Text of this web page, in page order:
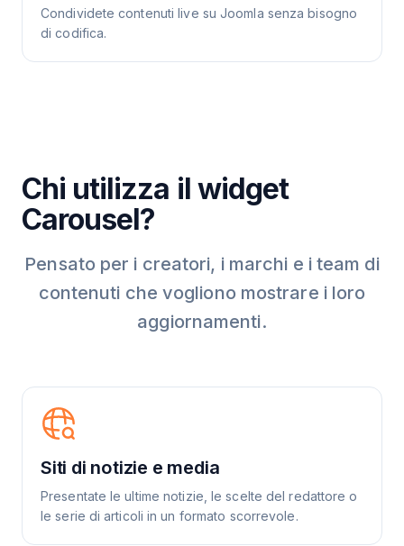
Condividete contenuti live su Joomla senza bisogno
di codifica.
Chi utilizza il widget
Carousel?
Pensato per i creatori, i marchi e i team di
contenuti che vogliono mostrare i loro
aggiornamenti.
Siti di notizie e media
Presentate le ultime notizie, le scelte del redattore o
le serie di articoli in un formato scorrevole.